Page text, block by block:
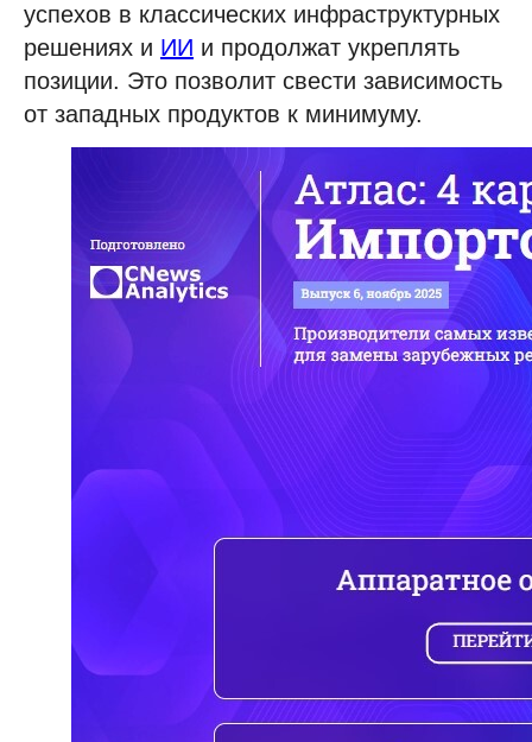
успехов в классических инфраструктурных
решениях и ИИ и продолжат укреплять
позиции. Это позволит свести зависимость
от западных продуктов к минимуму.
Задайте вопрос экспертам
или запросите демо-встречу